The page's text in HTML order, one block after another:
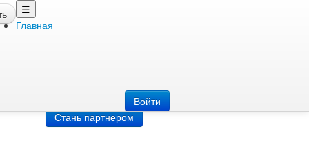
☰
Главная
Войти
Стань партнером